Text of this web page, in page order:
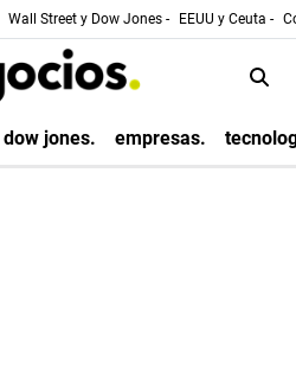
Wall Street y Dow Jones - EEUU y Ceuta -
dow jones. empresas.